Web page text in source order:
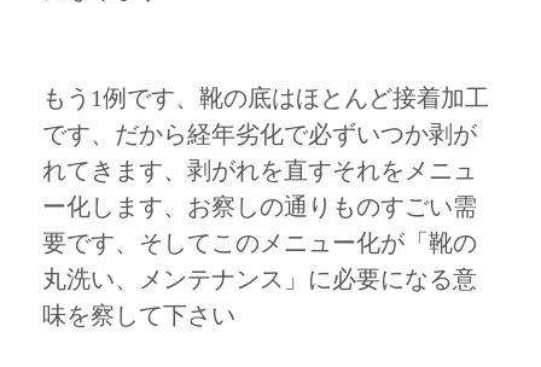
もう1例です、靴の底はほとんど接着加工
です、だから経年劣化で必ずいつか剥が
れてきます、剥がれを直すそれをメニュ
ー化します、お察しの通りものすごい需
要です、そしてこのメニュー化が「靴の
丸洗い、メンテナンス」に必要になる意
味を察して下さい